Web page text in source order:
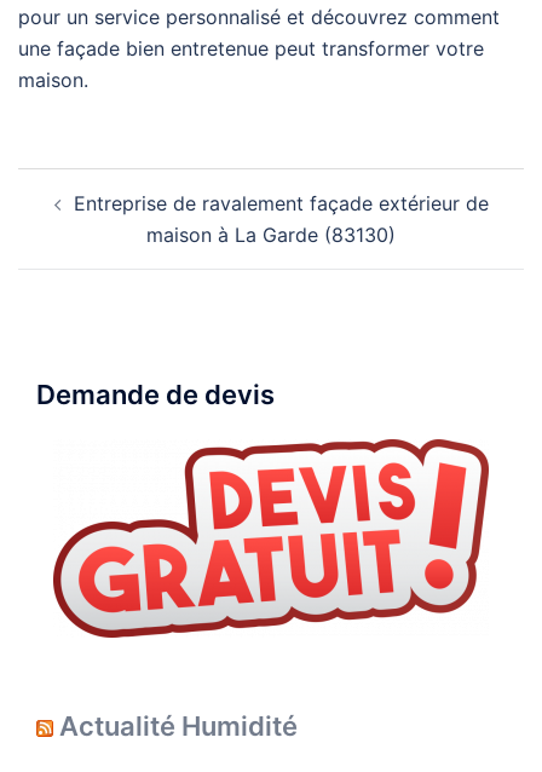
pour un service personnalisé et découvrez comment
une façade bien entretenue peut transformer votre
maison.
d’article
Entreprise de ravalement façade extérieur de
maison à La Garde (83130)
Demande de devis
Actualité Humidité